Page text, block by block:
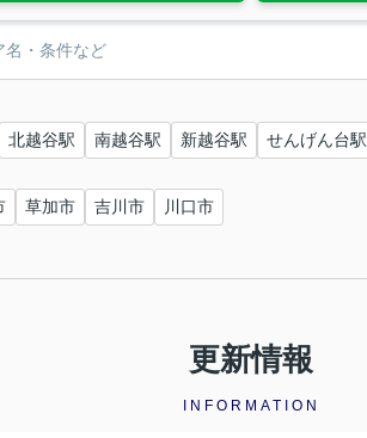
北越谷駅 南越谷駅 新越谷駅 せんげん台駅
草加市 吉川市 川口市
更新情報
INFORMATION